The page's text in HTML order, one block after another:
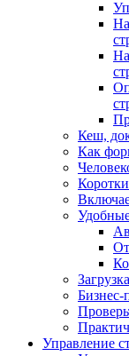
Кеш,
Как
Бизнес-
Управление